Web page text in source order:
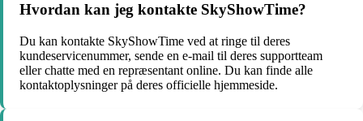
Hvordan kan jeg kontakte SkyShowTime?
Du kan kontakte SkyShowTime ved at ringe til deres
kundeservicenummer, sende en e-mail til deres supportteam
eller chatte med en repræsentant online. Du kan finde alle
kontaktoplysninger på deres officielle hjemmeside.